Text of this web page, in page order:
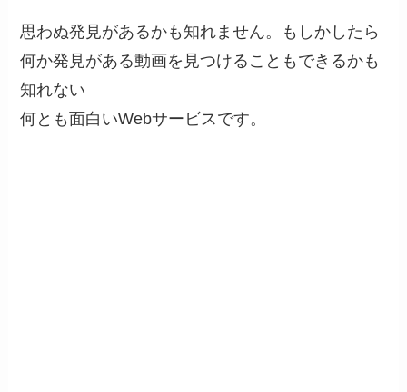
思わぬ発見があるかも知れません。もしかしたら
何か発見がある動画を見つけることもできるかも
知れない
何とも面白いWebサービスです。